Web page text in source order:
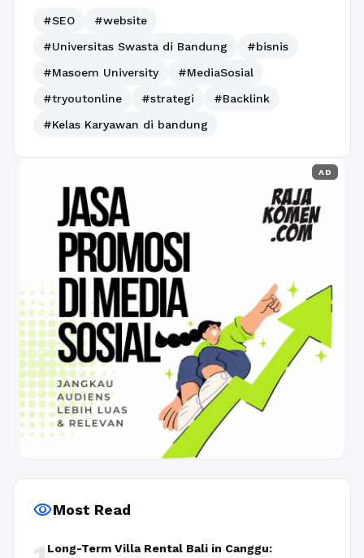
#SEO
#website
#Universitas Swasta di Bandung
#bisnis
#Masoem University
#MediaSosial
#tryoutonline
#strategi
#Backlink
#Kelas Karyawan di bandung
AD
visibilityMost Read
Long-Term Villa Rental Bali in Canggu: